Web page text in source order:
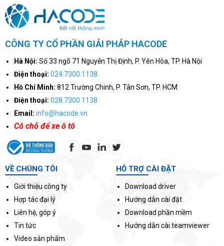
CÔNG TY CỔ PHẦN GIẢI PHÁP HACODE
Hà Nội: Số 33 ngõ 71 Nguyễn Thị Định, P. Yên Hòa, TP. Hà Nội
Điện thoại: 024.7300.1138
Hồ Chí Minh: 812 Trường Chinh, P. Tân Sơn, TP. HCM
Điện thoại: 028.7300.1138
Email: info@hacode.vn
Có chỗ để xe ô tô
VỀ CHÚNG TÔI
Giới thiệu công ty
Hợp tác đại lý
Liên hệ, góp ý
Tin tức
Video sản phẩm
HỖ TRỢ CÀI ĐẶT
Download driver
Hướng dẫn cài đặt
Download phần mềm
Hướng dẫn cài teamviewer